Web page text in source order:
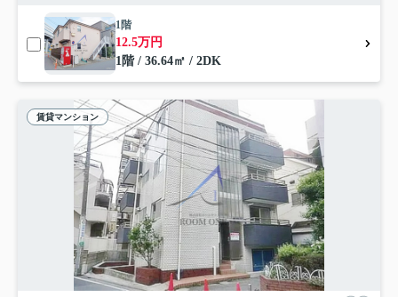
1階
12.5万円
1階 / 36.64㎡ / 2DK
賃貸マンション